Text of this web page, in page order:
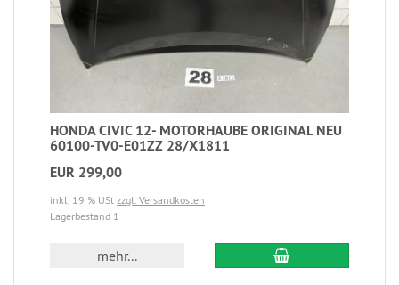
HONDA CIVIC 12- MOTORHAUBE ORIGINAL NEU
60100-TV0-E01ZZ 28/X1811
EUR 299,00
inkl. 19 % USt zzgl. Versandkosten
Lagerbestand 1
mehr...